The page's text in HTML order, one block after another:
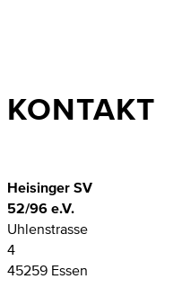
KONTAKT
Heisinger SV
52/96 e.V.
Uhlenstrasse
4
45259 Essen